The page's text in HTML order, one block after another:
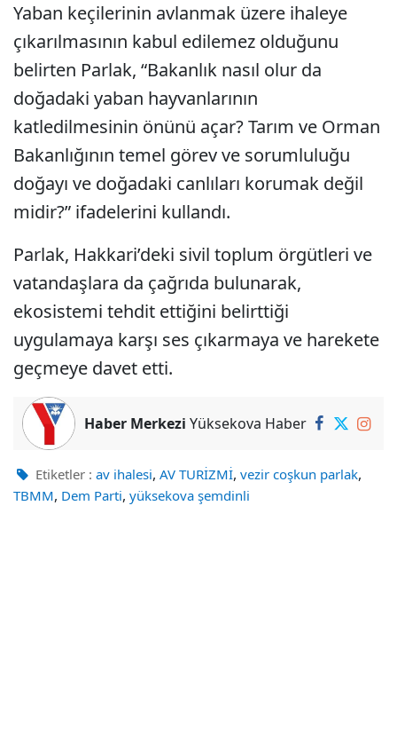
Yaban keçilerinin avlanmak üzere ihaleye
çıkarılmasının kabul edilemez olduğunu
belirten Parlak, “Bakanlık nasıl olur da
doğadaki yaban hayvanlarının
katledilmesinin önünü açar? Tarım ve Orman
Bakanlığının temel görev ve sorumluluğu
doğayı ve doğadaki canlıları korumak değil
midir?” ifadelerini kullandı.
Parlak, Hakkari’deki sivil toplum örgütleri ve
vatandaşlara da çağrıda bulunarak,
ekosistemi tehdit ettiğini belirttiği
uygulamaya karşı ses çıkarmaya ve harekete
geçmeye davet etti.
Haber Merkezi Yüksekova Haber
Etiketler : av ihalesi, AV TURİZMİ, vezir coşkun parlak,
TBMM, Dem Parti, yüksekova şemdinli